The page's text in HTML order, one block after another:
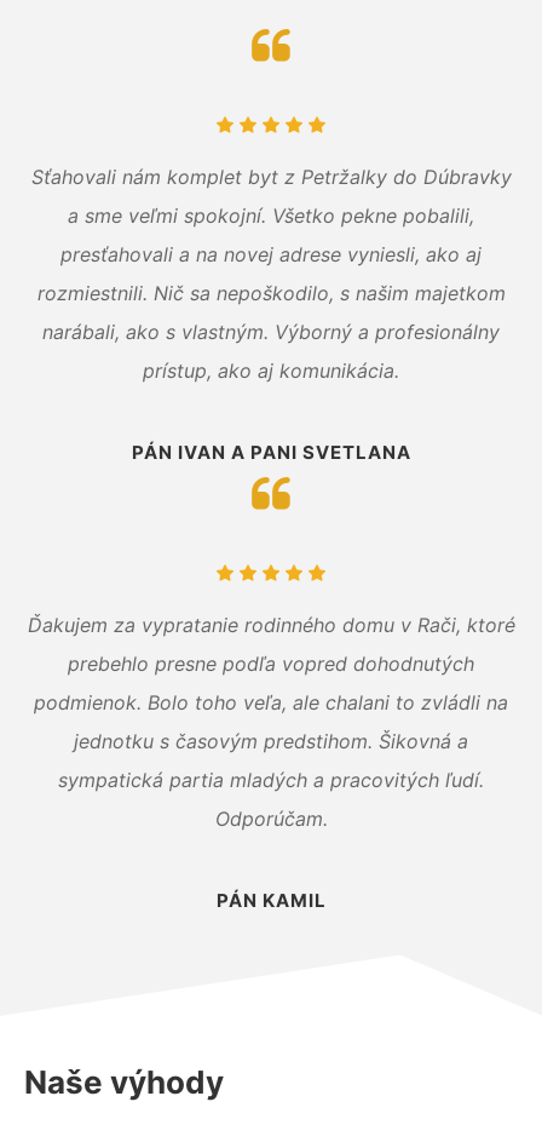
Sťahovali nám komplet byt z Petržalky do Dúbravky
a sme veľmi spokojní. Všetko pekne pobalili,
presťahovali a na novej adrese vyniesli, ako aj
rozmiestnili. Nič sa nepoškodilo, s našim majetkom
narábali, ako s vlastným. Výborný a profesionálny
prístup, ako aj komunikácia.
PÁN IVAN A PANI SVETLANA
Ďakujem za vypratanie rodinného domu v Rači, ktoré
prebehlo presne podľa vopred dohodnutých
podmienok. Bolo toho veľa, ale chalani to zvládli na
jednotku s časovým predstihom. Šikovná a
sympatická partia mladých a pracovitých ľudí.
Odporúčam.
PÁN KAMIL
Naše výhody